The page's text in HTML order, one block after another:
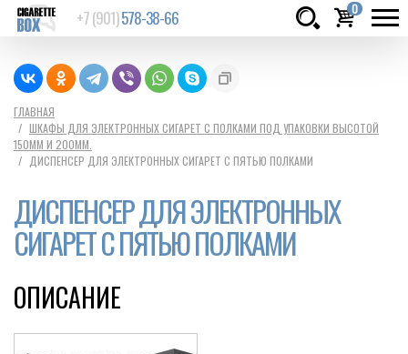
+7 (901)578-38-66 0
руб.
ГЛАВНАЯ
ШКАФЫ ДЛЯ ЭЛЕКТРОННЫХ СИГАРЕТ С ПОЛКАМИ ПОД УПАКОВКИ ВЫСОТОЙ
150ММ И 200ММ.
ДИСПЕНСЕР ДЛЯ ЭЛЕКТРОННЫХ СИГАРЕТ С ПЯТЬЮ ПОЛКАМИ
ДИСПЕНСЕР ДЛЯ ЭЛЕКТРОННЫХ
СИГАРЕТ С ПЯТЬЮ ПОЛКАМИ
ОПИСАНИЕ